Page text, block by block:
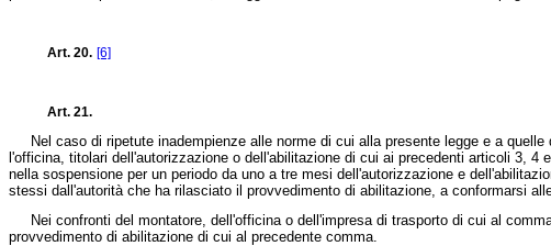
Art. 20. [6]
Art. 21.
Nel caso di ripetute inadempienze alle norme di cui alla presente legge e a
l'officina, titolari dell'autorizzazione o dell'abilitazione di cui ai precedenti articoli 3,
nella sospensione per un periodo da uno a tre mesi dell'autorizzazione e
stessi dall'autorità che ha rilasciato il provvedimento di abilitazione, a conformarsi
Nei confronti del montatore, dell'officina o dell'impresa di trasporto di cui al
provvedimento di abilitazione di cui al precedente comma.